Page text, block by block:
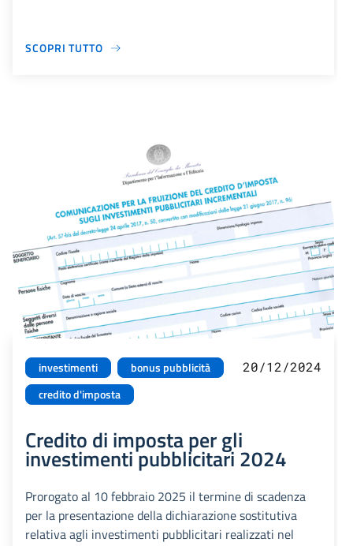
SCOPRI TUTTO
investimenti
bonus pubblicità
credito d'imposta
20/12/2024
Credito di imposta per gli
investimenti pubblicitari 2024
Prorogato al 10 febbraio 2025 il termine di scadenza
per la presentazione della dichiarazione sostitutiva
relativa agli investimenti pubblicitari realizzati nel